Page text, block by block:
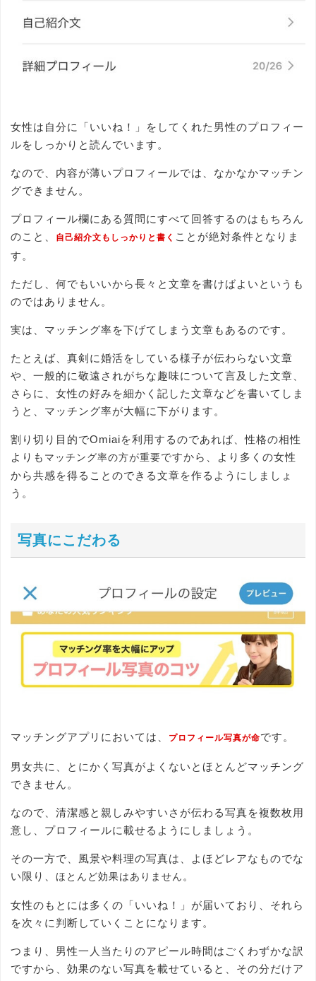
女性は自分に「いいね！」をしてくれた男性のプロフィー
ルをしっかりと読んでいます。
なので、内容が薄いプロフィールでは、なかなかマッチン
グできません。
プロフィール欄にある質問にすべて回答するのはもちろん
のこと、
自己紹介文もしっかりと書く ことが絶対条件となりま
す。
ただし、何でもいいから長々と文章を書けばよいというも
のではありません。
実は、マッチング率を下げてしまう文章もあるのです。
たとえば、真剣に婚活をしている様子が伝わらない文章
や、一般的に敬遠されがちな趣味について言及した文章、
さらに、女性の好みを細かく記した文章などを書いてしま
うと、マッチング率が大幅に下がります。
割り切り目的でOmiaiを利用するのであれば、性格の相性
よりも マッチング率の方が重要ですから、より多くの女性
から共感を得ることのできる文章を作るようにしましょ
う。
写真にこだわる
マッチングアプリにおいては、 プロフィール写真が命です。
男女共に、とにかく写真がよくないとほとんどマッチング
できません。
なので、清潔感と親しみやすいさが伝わる写真を複数枚用
意し、プロフィールに載せるようにしましょう。
その一方で、風景や料理の写真は、よほどレアなものでな
い限り、 ほとんど効果はありません 。
女性のもとには多くの「いいね！」が届いており、それら
を次々に判断していくことになります。
つまり、男性一人当たりのアピール時間はごくわずかな訳
ですから、効果のない写真を載せていると、その分だけア